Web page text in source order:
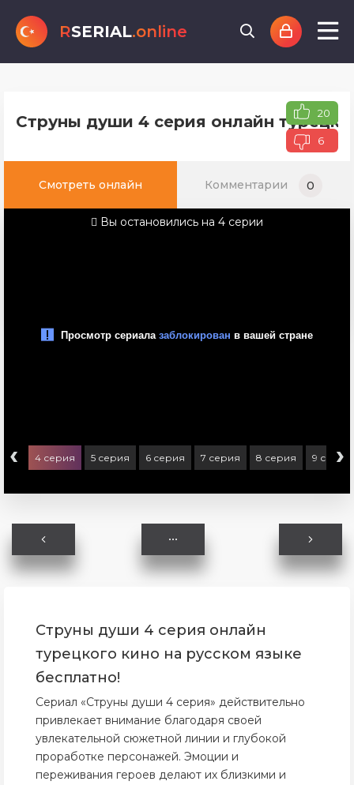
RSERIAL.online
Струны души 4 серия онлайн 20
6
Смотреть онлайн Комментарии 0
Вы остановились на 4 серии
‹ 4 серия 5 серия 6 серия 7 серия 8 серия 9 серия
›
Струны души 4 серия онлайн
турецкого кино на русском языке
бесплатно!
Сериал «Струны души 4 серия» действительно
привлекает внимание благодаря своей
увлекательной сюжетной линии и глубокой
проработке персонажей. Эмоции и
переживания героев делают их близкими и